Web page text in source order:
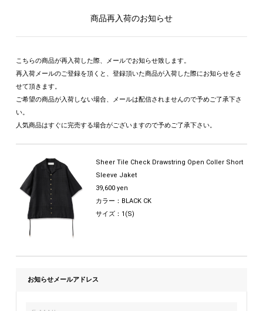
商品再入荷のお知らせ
こちらの商品が再入荷した際、メールでお知らせ致します。
再入荷メールのご登録を頂くと、登録頂いた商品が入荷した際にお知らせをさ
せて頂きます。
ご希望の商品が入荷しない場合、メールは配信されませんので予めご了承下さ
い。
人気商品はすぐに完売する場合がございますので予めご了承下さい。
Sheer Tile Check Drawstring Open Coller Short
Sleeve Jaket
39,600 yen
カラー：BLACK CK
サイズ：1(S)
お知らせメールアドレス